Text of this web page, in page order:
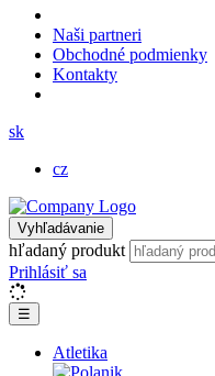
Naši partneri
Obchodné podmienky
Kontakty
sk
cz
Vyhľadávanie
hľadaný produkt
Prihlásiť sa
☰
Atletika